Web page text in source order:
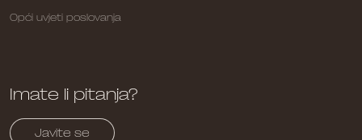
Opći uvjeti poslovanja
Imate li pitanja?
Javite se